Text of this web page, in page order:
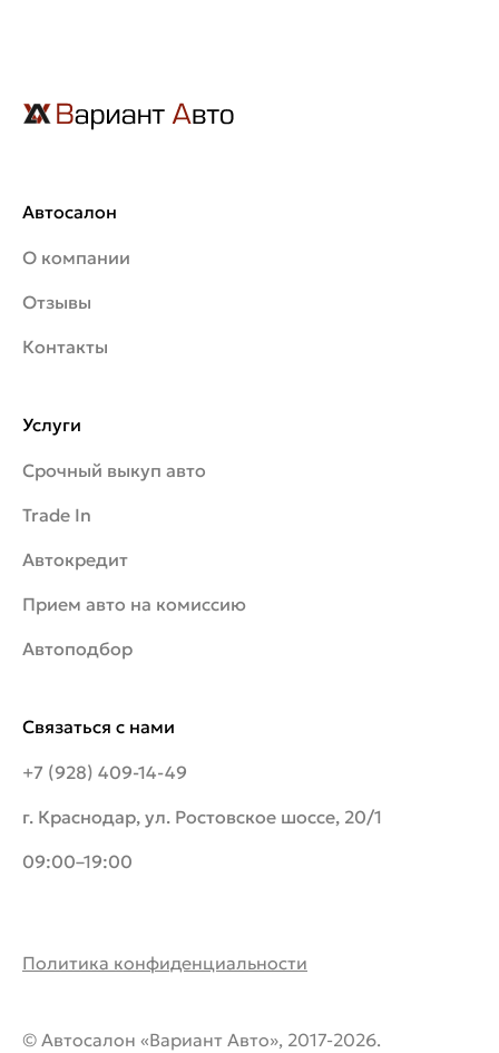
Автосалон
О компании
Отзывы
Контакты
Связаться с нами
+7 (928) 409-14-49
г. Краснодар, ул. Ростовское шоссе, 20/1
09:00–19:00
Услуги
Срочный выкуп авто
Trade In
Автокредит
Прием авто на комиссию
Автоподбор
Политика конфиденциальности
© Автосалон «Вариант Авто», 2017-2026.